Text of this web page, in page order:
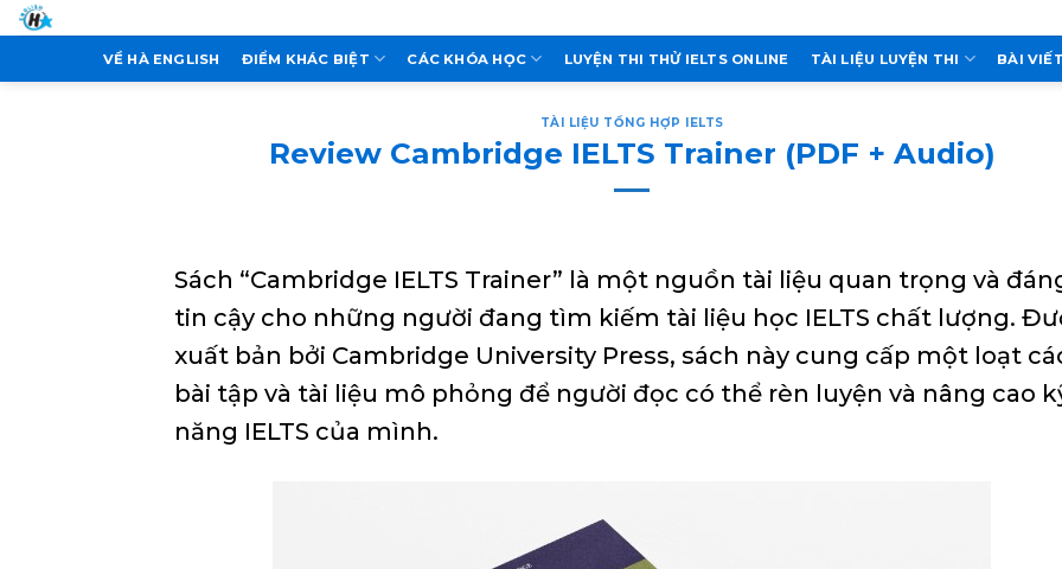
Skip
to
VỀ HÀ ENGLISH ĐIỂM KHÁC BIỆT CÁC KHÓA HỌC LUYỆN THI THỬ IELTS ONLINE TÀI LIỆU LUYỆN THI BÀI VIẾT
TÀI LIỆU TỔNG HỢP IELTS
Review Cambridge IELTS Trainer (PDF + Audio)
Sách “Cambridge IELTS Trainer” là một nguồn tài liệu quan trọng và
tin cậy cho những người đang tìm kiếm tài liệu học IELTS chất lượng.
xuất bản bởi Cambridge University Press, sách này cung cấp một loạt
bài tập và tài liệu mô phỏng để người đọc có thể rèn luyện và nâng cao
năng IELTS của mình.